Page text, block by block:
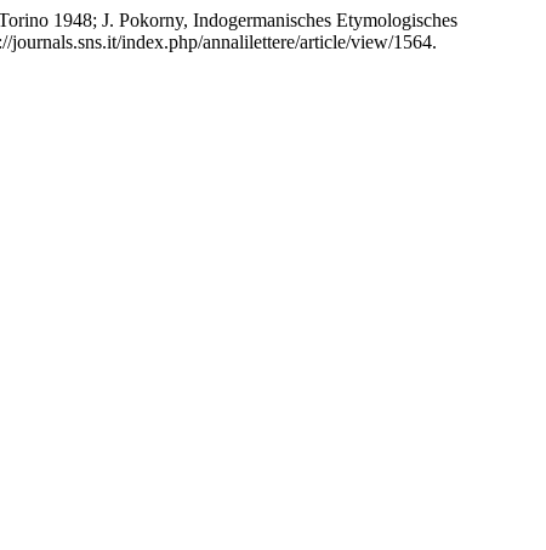
1948; J. Pokorny, Indogermanisches Etymologisches
journals.sns.it/index.php/annalilettere/article/view/1564.